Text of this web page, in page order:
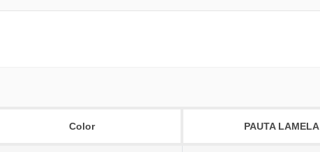
Color PAUTA LAMELA